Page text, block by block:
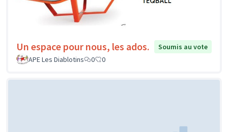
Un espace pour nous, les ados.
Soumis au vote
APE Les Diablotins
0 0